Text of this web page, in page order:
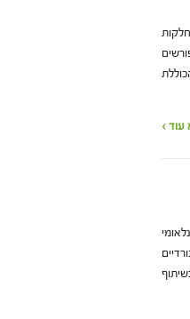
ממחלקות
הפורשים
עוד ›
נורדיים